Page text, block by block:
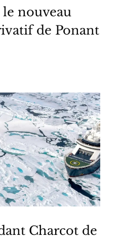
le nouveau
de Ponant
Charcot de